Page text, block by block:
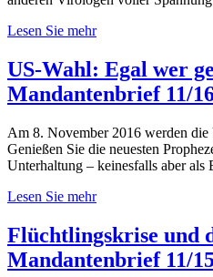
Lesen Sie mehr
US-Wahl: Egal wer
Mandantenbrief 11/
Am 8. November 2016 werden
Genießen Sie die neuesten
Unterhaltung – keinesfalls aber als
Lesen Sie mehr
Flüchtlingskrise und
Mandantenbrief 11/